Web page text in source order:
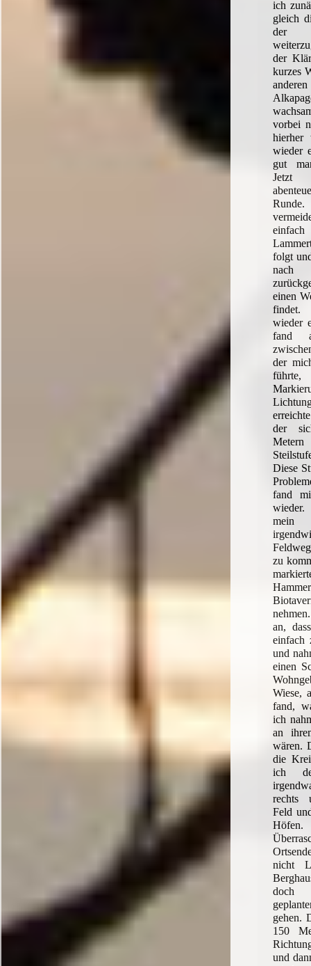
ich
gleich
der
der
kurzes
vorbei
hierher
wieder
gut
Jetzt
einfach
folgt
nach
einen
findet.
wieder
fand
der
der
Diese
fand
mein
zu
an,
einfach
und
einen
Wiese,
fand,
ich
an
wären.
die
ich
rechts
Feld
nicht
doch
gehen.
150
und